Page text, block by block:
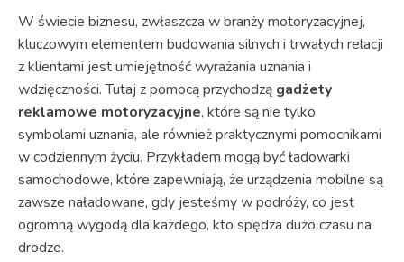
W świecie biznesu, zwłaszcza w branży motoryzacyjnej,
kluczowym elementem budowania silnych i trwałych relacji
z klientami jest umiejętność wyrażania uznania i
wdzięczności. Tutaj z pomocą przychodzą gadżety
reklamowe motoryzacyjne, które są nie tylko
symbolami uznania, ale również praktycznymi pomocnikami
w codziennym życiu. Przykładem mogą być ładowarki
samochodowe, które zapewniają, że urządzenia mobilne są
zawsze naładowane, gdy jesteśmy w podróży, co jest
ogromną wygodą dla każdego, kto spędza dużo czasu na
drodze.